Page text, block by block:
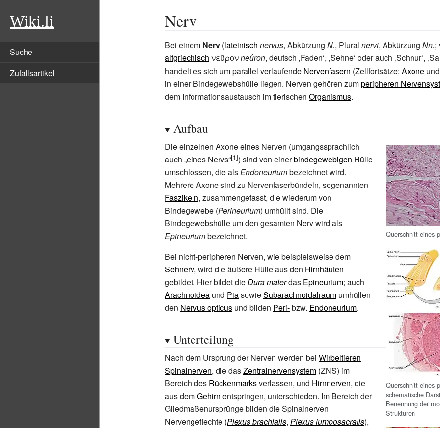
Wiki.li
Suche
Zufallsartikel
Nerv
Bei einem Nerv (lateinisch nervus, Abkürzung N., Plural nervi, Abkürzung Nn.;
altgriechisch νεῦρον neúron, deutsch ‚Faden‘, ‚Sehne‘ oder auch ‚Schnur‘,
handelt es sich um parallel verlaufende Nervenfasern (Zellfortsätze: Axone
in einer Bindegewebshülle liegen. Nerven gehören zumperipheren
dem Informationsaustausch im tierischen Organismus.
Aufbau
Querschnitt eines
Querschnitt eines
schematische
Benennung der
Strukturen
Die einzelnen Axone eines Nerven (umgangssprachlich
auch „eines Nervs“
) sind von einerbindegewebigen Hülle
umschlossen, die alsEndoneuriumbezeichnet wird.
Mehrere Axone sind zu Nervenfaserbündeln, sogenannten
Faszikeln, zusammengefasst, die wiederum von
Bindegewebe (Perineurium) umhüllt sind. Die
Bindegewebshülle um den gesamten Nerv wird als
Epineuriumbezeichnet.
Bei nicht-peripheren Nerven, wie beispielsweise dem
Sehnerv, wird die äußere Hülle aus den Hirnhäuten
gebildet. Hier bildet dieDura materdas Epineurium; auch
Arachnoidea und PiasowieSubarachnoidalraum umhüllen
den Nervus opticus und bilden Peri-bzw. Endoneurium.
Unterteilung
Nach dem Ursprung der Nerven werden bei Wirbeltieren
Spinalnerven, die dasZentralnervensystem (ZNS) im
Bereich des Rückenmarksverlassen, und Hirnnerven, die
aus demGehirn entspringen, unterschieden. Im Bereich der
Gliedmaßenursprünge bilden die Spinalnerven
Nervengeflechte (Plexus brachialis, Plexus lumbosacralis),